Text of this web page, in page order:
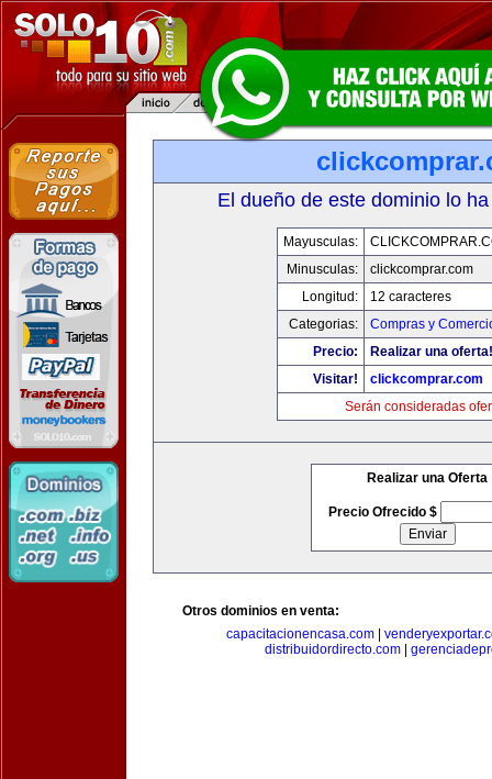
El dueño de este dominio lo
Mayusculas:
Minusculas:
clickcomprar.com
Longitud:
12 caracteres
Categorias:
Compras y
Precio:
Realizar una oferta!
Visitar!
clickcomprar.com
Serán consideradas
Realizar una Oferta
Precio Ofrecido $
Otros dominios en venta:
capacitacionencasa.com|
distribuidordirecto.com